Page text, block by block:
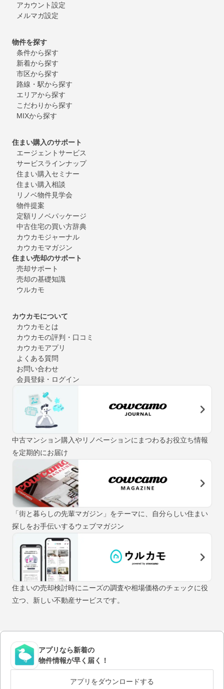
アカウント設定
メルマガ設定
物件を探す
条件から探す
新着から探す
市区から探す
路線・駅から探す
エリアから探す
こだわりから探す
MIXから探す
住まい購入のサポート
エージェントサービス
サービスラインナップ
住まい購入セミナー
住まい購入相談
リノベ物件見学会
物件提案
定額リノベパッケージ
中古住宅の買い方辞典
カウカモジャーナル
カウカモマガジン
住まい売却のサポート
売却サポート
売却の基礎知識
ウルカモ
カウカモについて
カウカモとは
カウカモの評判・口コミ
カウカモアプリ
よくある質問
お問い合わせ
会員登録・ログイン
中古マンション購入やリノベーションにまつわるお役立ち情報
を定期的にお届け
「街と暮らしの先輩マガジン」をテーマに、自分らしい住まい
探しをお手伝いするウェブマガジン
住まいの売却検討時にニーズの調査や相場価格のチェックに役
立つ、新しい不動産サービスです。
アプリなら新着の
物件情報が早く届く！
アプリをダウンロードする